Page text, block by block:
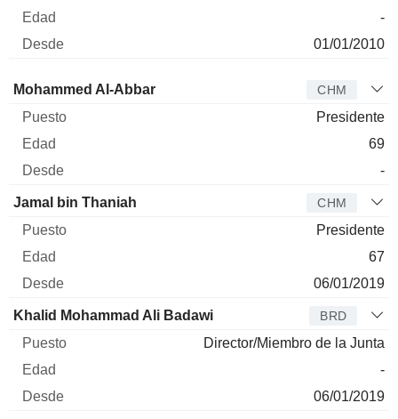
-
01/01/2010
Administrador Puesto
Mohammed Al-Abbar CHM
Presidente
69
-
Jamal bin Thaniah CHM
Presidente
67
06/01/2019
Khalid Mohammad Ali Badawi BRD
Director/Miembro de la Junta
-
06/01/2019